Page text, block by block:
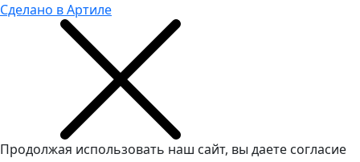
Сделано в Артиле
Продолжая использовать наш сайт, вы даете согласие